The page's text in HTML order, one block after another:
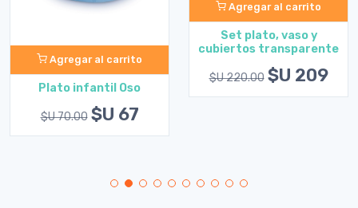
Agregar al carrito
Plato infantil Oso
$U 70.00 $U 67
Agregar al carrito
Set plato, vaso y
cubiertos transparente
$U 220.00 $U 209